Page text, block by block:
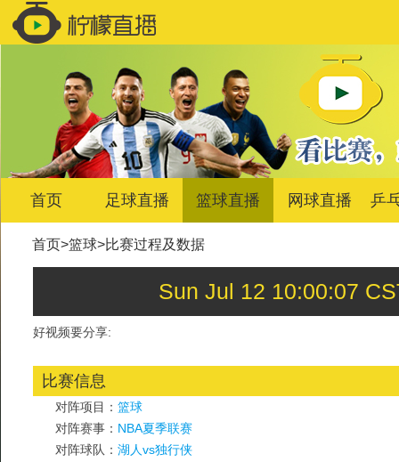
首页 足球直播 篮球直播 网球直播 乒
首页>篮球>比赛过程及数据
Sun Jul 12 10:00:07
好视频要分享:
比赛信息
对阵项目： 篮球
对阵赛事： NBA夏季联赛
对阵球队： 湖人vs独行侠